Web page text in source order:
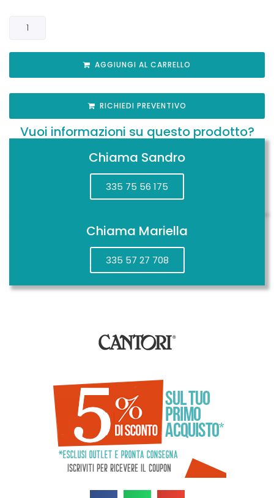
AGGIUNGI AL CARRELLO
RICHIEDI PREVENTIVO
Vuoi informazioni su questo prodotto?
Chiama Sandro
335 75 56 175
Chiama Mariella
335 57 27 708